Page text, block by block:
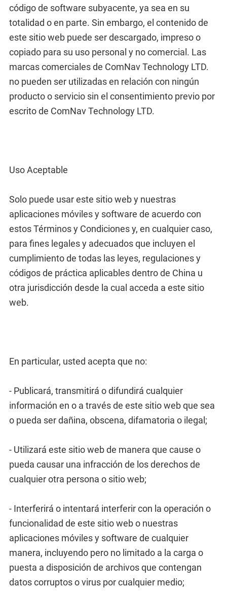
código de software subyacente, ya sea en su
totalidad o en parte. Sin embargo, el contenido de
este sitio web puede ser descargado, impreso o
copiado para su uso personal y no comercial. Las
marcas comerciales de ComNav Technology LTD.
no pueden ser utilizadas en relación con ningún
producto o servicio sin el consentimiento previo por
escrito de ComNav Technology LTD.
Uso Aceptable
Solo puede usar este sitio web y nuestras
aplicaciones móviles y software de acuerdo con
estos Términos y Condiciones y, en cualquier caso,
para fines legales y adecuados que incluyen el
cumplimiento de todas las leyes, regulaciones y
códigos de práctica aplicables dentro de China u
otra jurisdicción desde la cual acceda a este sitio
web.
En particular, usted acepta que no:
- Publicará, transmitirá o difundirá cualquier
información en o a través de este sitio web que sea
o pueda ser dañina, obscena, difamatoria o ilegal;
- Utilizará este sitio web de manera que cause o
pueda causar una infracción de los derechos de
cualquier otra persona o sitio web;
- Interferirá o intentará interferir con la operación o
funcionalidad de este sitio web o nuestras
aplicaciones móviles y software de cualquier
manera, incluyendo pero no limitado a la carga o
puesta a disposición de archivos que contengan
datos corruptos o virus por cualquier medio;